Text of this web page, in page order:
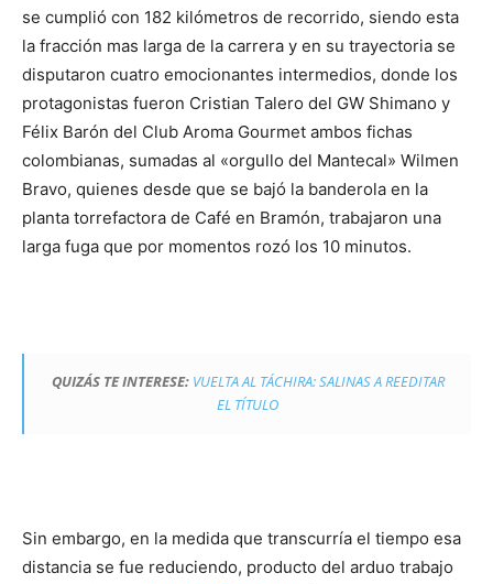
se cumplió con 182 kilómetros de recorrido, siendo esta
la fracción mas larga de la carrera y en su trayectoria se
disputaron cuatro emocionantes intermedios, donde los
protagonistas fueron Cristian Talero del GW Shimano y
Félix Barón del Club Aroma Gourmet ambos fichas
colombianas, sumadas al «orgullo del Mantecal» Wilmen
Bravo, quienes desde que se bajó la banderola en la
planta torrefactora de Café en Bramón, trabajaron una
larga fuga que por momentos rozó los 10 minutos.
QUIZÁS TE INTERESE: VUELTA AL TÁCHIRA: SALINAS A REEDITAR
EL TÍTULO
Sin embargo, en la medida que transcurría el tiempo esa
distancia se fue reduciendo, producto del arduo trabajo